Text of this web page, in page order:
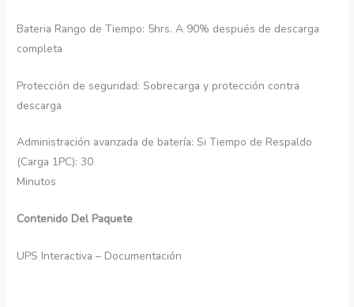
Bateria Rango de Tiempo: 5hrs. A 90% después de descarga
completa
Protección de seguridad: Sobrecarga y protección contra
descarga
Administración avanzada de batería: Si Tiempo de Respaldo
(Carga 1PC): 30
Minutos
Contenido Del Paquete
UPS Interactiva – Documentación